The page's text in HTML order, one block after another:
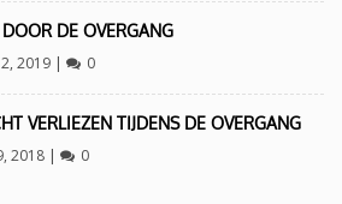
DE OVERGANG
2019| 0
VERLIEZEN TIJDENS DE OVERGANG
2018| 0